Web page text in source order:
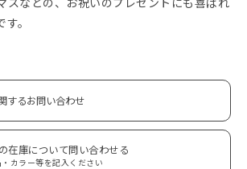
。
するお問い合わせ
在庫について問い合わせる
カラー等を記入ください